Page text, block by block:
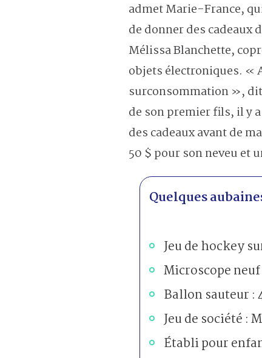
admet Marie-France,
de donner des cadeaux
Mélissa Blanchette,
objets électroniques. «
surconsommation », dit
de son premier fils, il y
des cadeaux avant de
50 $ pour son neveu et
Quelques
Jeu de hockey
Microscope neuf
Ballon sauteur :
Jeu de société :
Établi pour